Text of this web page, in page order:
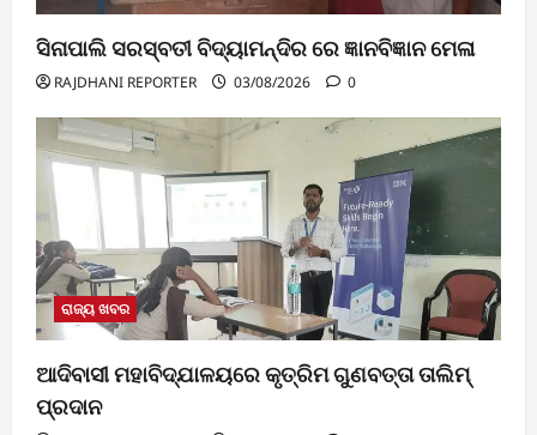
ସିନାପାଲି ସରସ୍ବତୀ ବିଦ୍ୟାମନ୍ଦିର ରେ ଜ୍ଞାନବିଜ୍ଞାନ ମେଳା
RAJDHANI REPORTER 03/08/2026 0
ରାଜ୍ୟ ଖବର
ଆଦିବାସୀ ମହାବିଦ୍ଯାଳୟରେ କୃତ୍ରିମ ଗୁଣବତ୍ତା ତାଲିମ୍
ପ୍ରଦାନ